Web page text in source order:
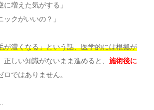
増えた気がする」
クがいいの？」
が濃くなる」という話、医学的には根拠が
正しい知識がないまま進めると、 施術後に
ロではありません。